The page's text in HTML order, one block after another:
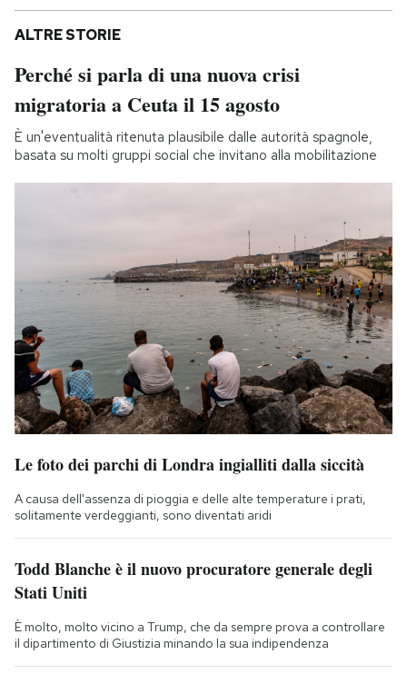
ALTRE STORIE
Perché si parla di una nuova crisi
migratoria a Ceuta il 15 agosto
È un'eventualità ritenuta plausibile dalle autorità spagnole,
basata su molti gruppi social che invitano alla mobilitazione
Le foto dei parchi di Londra ingialliti dalla siccità
A causa dell'assenza di pioggia e delle alte temperature i prati,
solitamente verdeggianti, sono diventati aridi
Todd Blanche è il nuovo procuratore generale degli
Stati Uniti
È molto, molto vicino a Trump, che da sempre prova a controllare
il dipartimento di Giustizia minando la sua indipendenza